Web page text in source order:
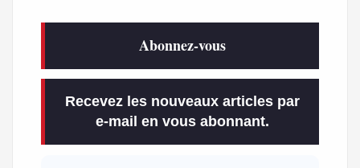
Abonnez-vous
Recevez les nouveaux articles par
e-mail en vous abonnant.